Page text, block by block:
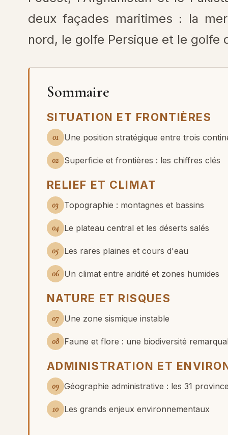
deux façades maritimes : la
nord, le golfe Persique et le golfe
Sommaire
SITUATION ET FRONTIÈRES
01 Une position stratégique entre trois
02 Superficie et frontières : les chiffres clés
RELIEF ET CLIMAT
03 Topographie : montagnes et bassins
04 Le plateau central et les déserts salés
05 Les rares plaines et cours d'eau
06 Un climat entre aridité et zones humides
NATURE ET RISQUES
07 Une zone sismique instable
08 Faune et flore : une biodiversité
ADMINISTRATION ET
09 Géographie administrative : les 31
10 Les grands enjeux environnementaux